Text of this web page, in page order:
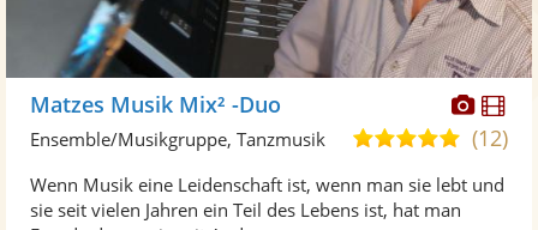
Fotos
Matzes Musik Mix² -Duo
4,9
5
(12)
Ensemble/Musikgruppe, Tanzmusik
Wenn Musik eine Leidenschaft ist, wenn man sie lebt und
sie seit vielen Jahren ein Teil des Lebens ist, hat man